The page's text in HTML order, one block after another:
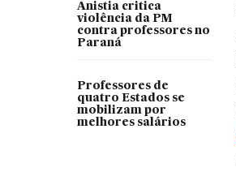
Anistia critica
violência da PM
contra professores no
Paraná
Professores de
quatro Estados se
mobilizam por
melhores salários